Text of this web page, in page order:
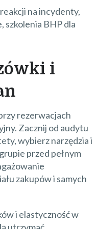
na incydenty,
szkolenia BHP dla
i
rezerwacjach
Zacznij od audytu
wybierz narzędzia i
przed pełnym
zakupów i samych
i elastyczność w
utrzymać